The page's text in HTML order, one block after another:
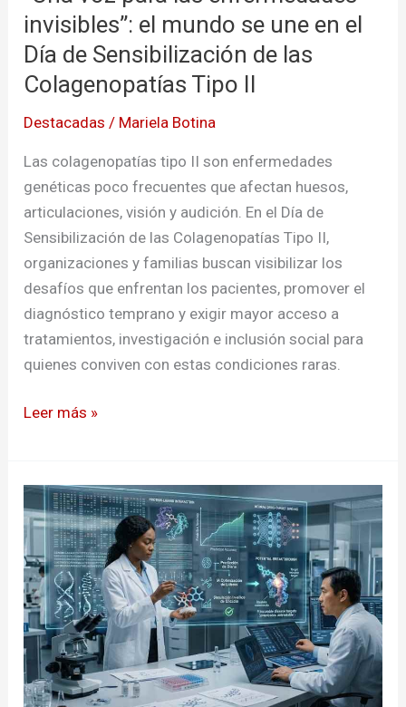
invisibles”: el mundo se une en el
Día de Sensibilización de las
Colagenopatías Tipo II
Destacadas / Mariela Botina
Las colagenopatías tipo II son enfermedades
genéticas poco frecuentes que afectan huesos,
articulaciones, visión y audición. En el Día de
Sensibilización de las Colagenopatías Tipo II,
organizaciones y familias buscan visibilizar los
desafíos que enfrentan los pacientes, promover el
diagnóstico temprano y exigir mayor acceso a
tratamientos, investigación e inclusión social para
quienes conviven con estas condiciones raras.
voz
para
las
enfermedades
invisibles”:
mundo
se
une
en
el
Día
de
Sensibilización
de
Colagenopatías
Leer más »
IA
acelera
descubrimiento
de
fármacos
contra
enfermedades
incurables